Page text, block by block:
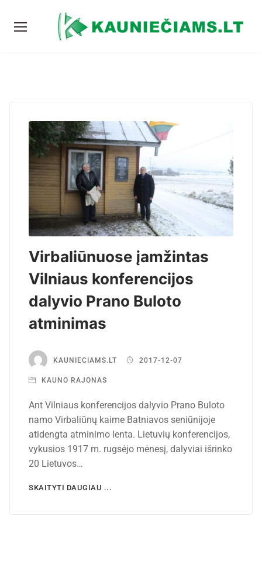
Virbaliūnuose įamžintas
Vilniaus konferencijos
dalyvio Prano Buloto
atminimas
KAUNIECIAMS.LT 2017-12-07
KAUNO RAJONAS
Ant Vilniaus konferencijos dalyvio Prano Buloto
namo Virbaliūnų kaime Batniavos seniūnijoje
atidengta atminimo lenta. Lietuvių konferencijos,
vykusios 1917 m. rugsėjo mėnesį, dalyviai išrinko
20 Lietuvos…
SKAITYTI DAUGIAU ...